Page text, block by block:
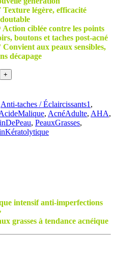
Texture légère, efficacité
Action ciblée contre les points
boutons et taches post-acné
Convient aux peaux sensibles,
décapage
Anti-taches / Éclaircissants1 ,
, AcnéAdulte, AHA,
, PeauxGrasses,
intensif anti-imperfections
grasses à tendance acnéique